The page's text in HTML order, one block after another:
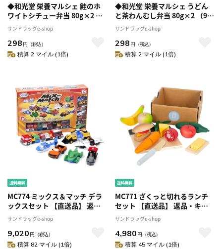
◆和光堂 栄養マルシェ 鮭のホ
ワイトシチュー弁当 80g×2 （9
ヶ月頃から）
サンドラッグe-shop
298 円 （税込）
積算 2 マイル (1倍)
◆和光堂 栄養マルシェ うどん
と茶わんむし弁当 80g×2 （9ヶ
月頃から）
サンドラッグe-shop
298 円 （税込）
積算 2 マイル (1倍)
MC774 ミックス＆マッチ デラ
ックスセット 【直送品】 返
品・キャンセル・他商品と同時
購入は不可
サンドラッグe-shop
9,020 円 （税込）
積算 82 マイル (1倍)
MC771 ざくっと切れるランチ
セット 【直送品】 返品・キャ
ンセル・他商品と同時購入は不
可
サンドラッグe-shop
4,980 円 （税込）
積算 45 マイル (1倍)